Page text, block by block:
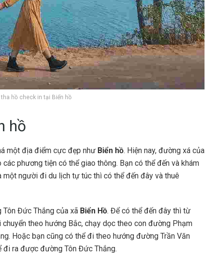
tha hồ check in tại Biển hồ
hồ
một địa điểm cực đẹp như Biển hồ. Hiện nay, đường xá của
phương tiện có thể giao thông. Bạn có thể đến và khám
người đi du lịch tự túc thì có thể đến đây và thuê
Đức Thắng của xã Biển Hồ. Để có thể đến đây thì từ
theo hướng Bắc, chạy dọc theo con đường Phạm
Hoặc bạn cũng có thể đi theo hướng đường Trần Văn
đi ra được đường Tôn Đức Thắng.